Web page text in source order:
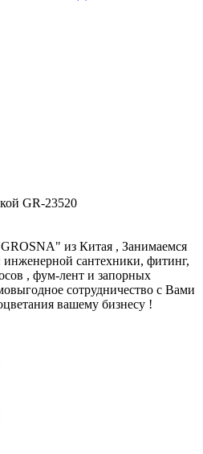
GR-23520
из Китая , Занимаемся
сантехники, фитинг,
, фум-лент и запорных
сотрудничество с Вами
вашему бизнесу !